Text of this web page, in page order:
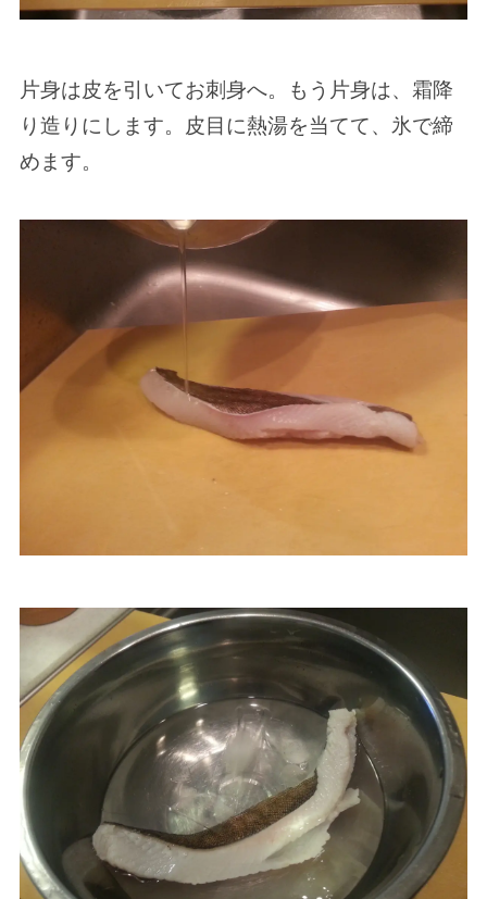
片身は皮を引いてお刺身へ。もう片身は、霜降
り造りにします。皮目に熱湯を当てて、氷で締
めます。